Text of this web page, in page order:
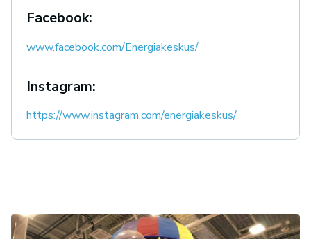
Facebook:
www.facebook.com/Energiakeskus/
Instagram:
https://www.instagram.com/energiakeskus/